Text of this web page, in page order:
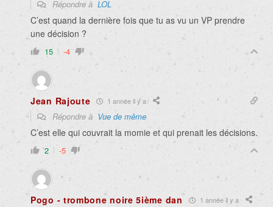
Répondre à LOL
C’est quand la dernière fois que tu as vu un VP prendre
une décision ?
15 -4
Jean Rajoute 1 année il y a
Répondre à Vue de même
C’est elle qui couvrait la momie et qui prenait les décisions.
2 -5
Pogo - trombone noire 5ième dan 1 année il y a